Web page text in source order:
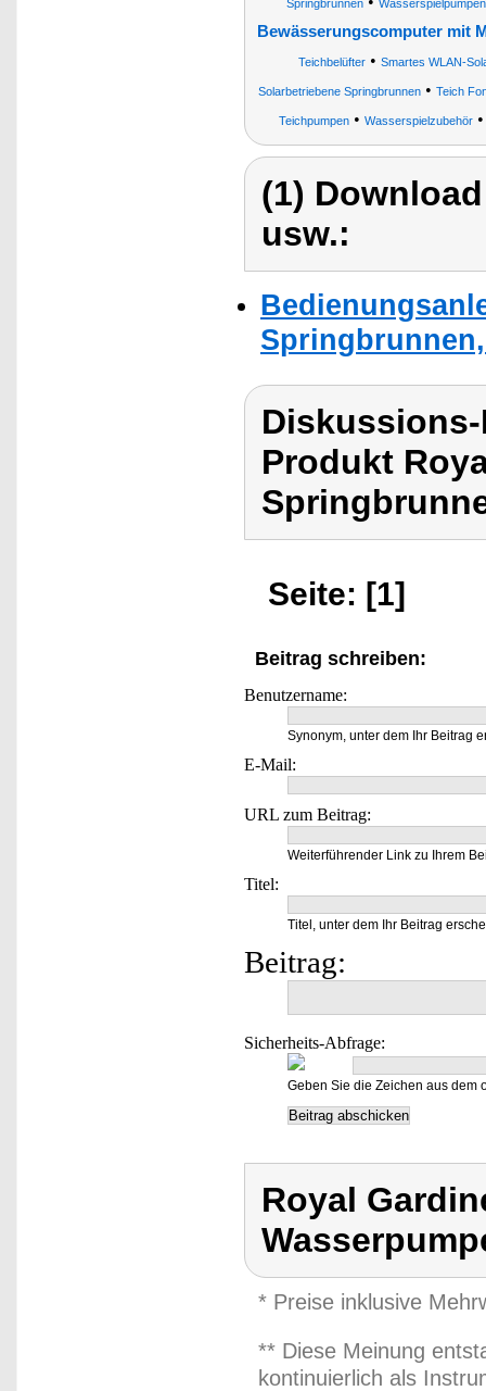
Springbrunnen Wasserspielpumpen
Bewässerungscomputer mit
Teichbelüfter • Smartes WLAN-
Solarbetriebene Springbrunnen• Teich
Teichpumpen• Wasserspielzubehör
(1)
usw.:
Produkt
Seite: [1]
Beitrag schreiben:
Benutzername:
Synonym, unter dem Ihr Beitrag
E-Mail:
URL zum Beitrag:
Weiterführender Link zu Ihrem
Titel:
Titel, unter dem Ihr Beitrag
Beitrag:
Sicherheits-Abfrage:
Geben Sie die Zeichen aus dem
Royal
* Preise inklusive
** Diese Meinung
kontinuierlich als